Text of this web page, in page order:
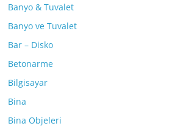
Banyo & Tuvalet
Banyo ve Tuvalet
Bar – Disko
Betonarme
Bilgisayar
Bina
Bina Objeleri